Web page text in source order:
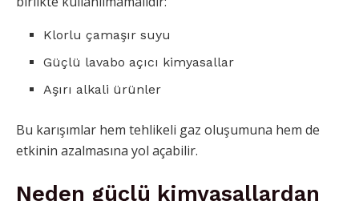
Klorlu çamaşır suyu
Güçlü lavabo açıcı kimyasallar
Aşırı alkali ürünler
Bu karışımlar hem tehlikeli gaz oluşumuna hem de
etkinin azalmasına yol açabilir.
Neden güçlü kimyasallardan